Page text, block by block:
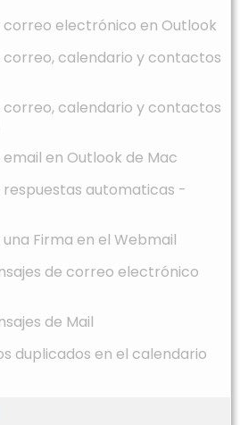
correo electrónico en Outlook
correo, calendario y contactos
correo, calendario y contactos
en Outlook de Mac
respuestas automaticas -
Firma en el Webmail
de correo electrónico
de Mail
duplicados en el calendario